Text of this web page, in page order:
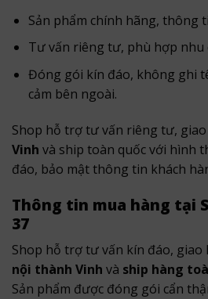
Sản phẩm chính hãng, thông
Tư vấn riêng tư, phù hợp nhu
Đóng gói kín đáo, không ghi
cảm bên ngoài.
Shop hỗ trợ tư vấn riêng tư,
Vinh và ship toàn quốc với hình
đáo, bảo mật thông tin khách
Thông tin mua hàng tại
37
Shop hỗ trợ tư vấn kín đáo,
nội thành Vinh và ship hàng
Sản phẩm được đóng gói cẩn